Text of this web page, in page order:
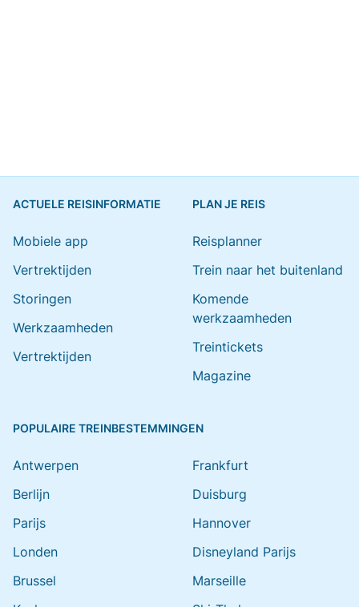
ACTUELE REISINFORMATIE
Mobiele app
Vertrektijden
Storingen
Werkzaamheden
Vertrektijden
PLAN JE REIS
Reisplanner
Trein naar het buitenland
Komende
werkzaamheden
Treintickets
Magazine
POPULAIRE TREINBESTEMMINGEN
Antwerpen
Berlijn
Parijs
Londen
Brussel
Frankfurt
Duisburg
Hannover
Disneyland Parijs
Marseille